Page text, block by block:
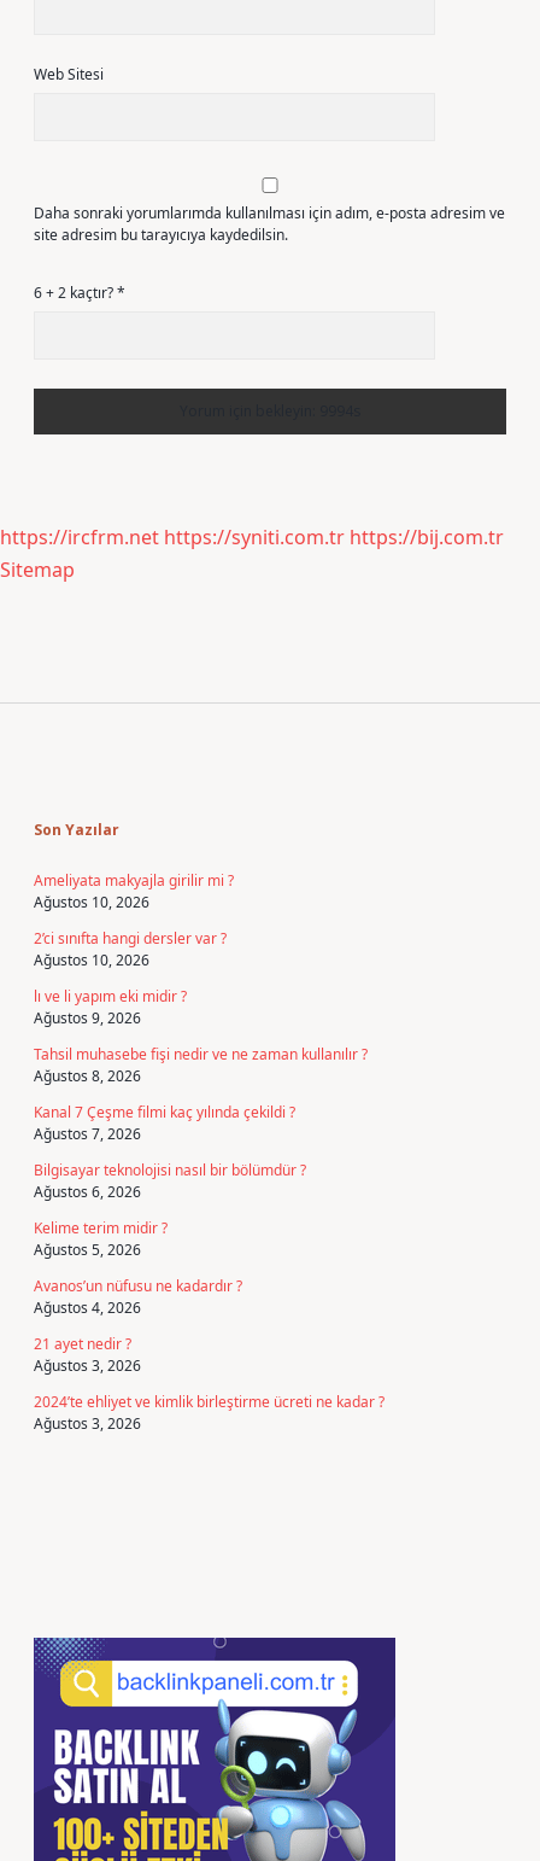
Web Sitesi
Daha sonraki yorumlarımda kullanılması için adım, e-posta adresim ve
site adresim bu tarayıcıya kaydedilsin.
6 + 2 kaçtır?*
https://ircfrm.net https://syniti.com.tr https://bij.com.tr
Sitemap
Son Yazılar
Ameliyata makyajla girilir mi ?
Ağustos 10, 2026
2’ci sınıfta hangi dersler var ?
Ağustos 10, 2026
lı ve li yapım eki midir ?
Ağustos 9, 2026
Tahsil muhasebe fişi nedir ve ne zaman kullanılır ?
Ağustos 8, 2026
Kanal 7 Çeşme filmi kaç yılında çekildi ?
Ağustos 7, 2026
Bilgisayar teknolojisi nasıl bir bölümdür ?
Ağustos 6, 2026
Kelime terim midir ?
Ağustos 5, 2026
Avanos’un nüfusu ne kadardır ?
Ağustos 4, 2026
21 ayet nedir ?
Ağustos 3, 2026
2024’te ehliyet ve kimlik birleştirme ücreti ne kadar ?
Ağustos 3, 2026